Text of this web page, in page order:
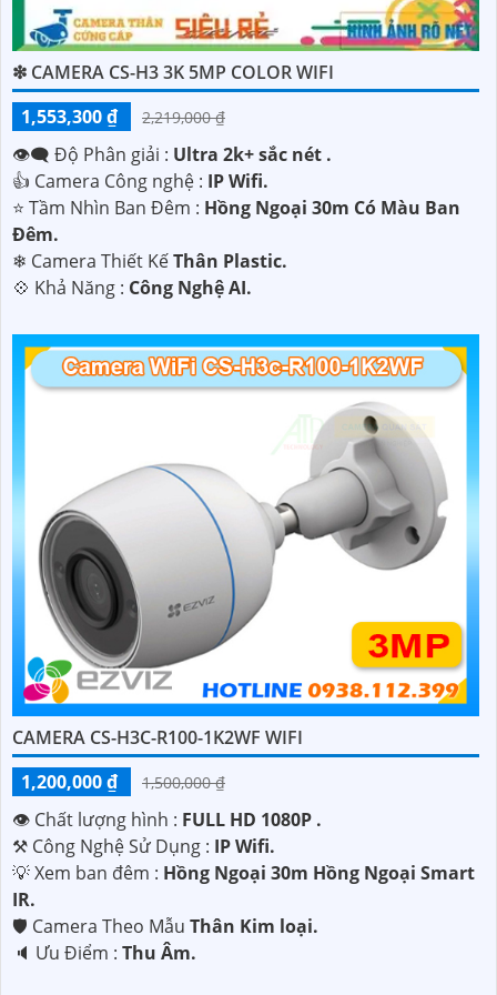
❇ CAMERA CS-H3 3K 5MP COLOR WIFI
1,553,300 ₫
2,219,000 ₫
👁️‍🗨 Độ Phân giải : Ultra 2k+ sắc nét .
👍 Camera Công nghệ : IP Wifi.
⭐ Tầm Nhìn Ban Đêm : Hồng Ngoại 30m Có Màu Ban
Ðêm.
❄ Camera Thiết KếThân Plastic.
️💠 Khả Năng : Công Nghệ AI.
CAMERA CS-H3C-R100-1K2WF WIFI
1,200,000 ₫
1,500,000 ₫
👁 Chất lượng hình : FULL HD 1080P .
⚒ Công Nghệ Sử Dụng : IP Wifi.
💡 Xem ban đêm : Hồng Ngoại 30m Hồng Ngoại Smart
IR.
🛡 Camera Theo Mẫu Thân Kim loại.
️🔈 Ưu Điểm : Thu Âm.